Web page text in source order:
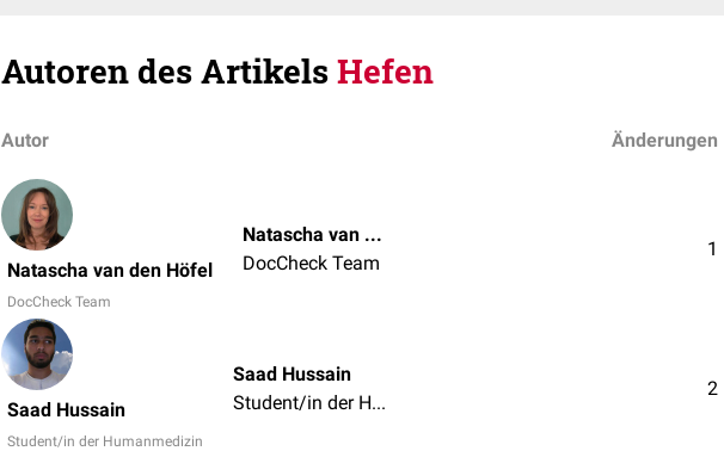
Autoren des ArtikelsHefen
Autor Änderungen
Natascha van den Höfel
DocCheck Team
Natascha van den Höfel
DocCheck Team
1
Saad Hussain
Student/in der Humanmedizin
Saad Hussain
Student/in der Humanmedizin
2